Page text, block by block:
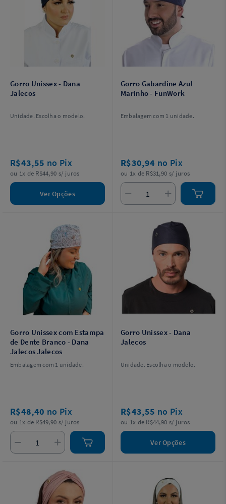
Gorro Unissex - Dana
Jalecos
Unidade. Escolha o modelo.
R$43,55 no Pix
ou 1x de R$44,90 s/ juros
Ver Opções
Gorro Gabardine Azul
Marinho - FunWork
Embalagem com 1 unidade.
R$30,94 no Pix
ou 1x de R$31,90 s/ juros
Gorro Unissex com Estampa
de Dente Branco - Dana
Jalecos Jalecos
Embalagem com 1 unidade.
R$48,40 no Pix
ou 1x de R$49,90 s/ juros
Gorro Unissex - Dana
Jalecos
Unidade. Escolha o modelo.
R$43,55 no Pix
ou 1x de R$44,90 s/ juros
Ver Opções